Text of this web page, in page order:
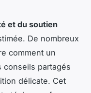
et du soutien
De nombreux
comment un
conseils partagés
délicate. Cet